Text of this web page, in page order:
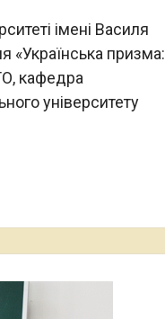
імені Василя
«Українська призма:
кафедра
університету